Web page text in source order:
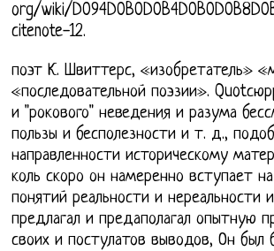
org/wiki/
citenote-12.
поэт К. Швиттерс, «изобретатель»
«последовательной поэзии».
и "рокового" неведения и разума
пользы и бесполезности и т. д.,
направленности историческому
коль скоро он намеренно вступает
понятий реальности и нереальности
предлагал и предаполагал опытную
своих и постулатов выводов, Он был